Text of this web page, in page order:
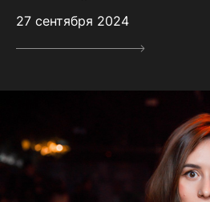
27 сентября 2024